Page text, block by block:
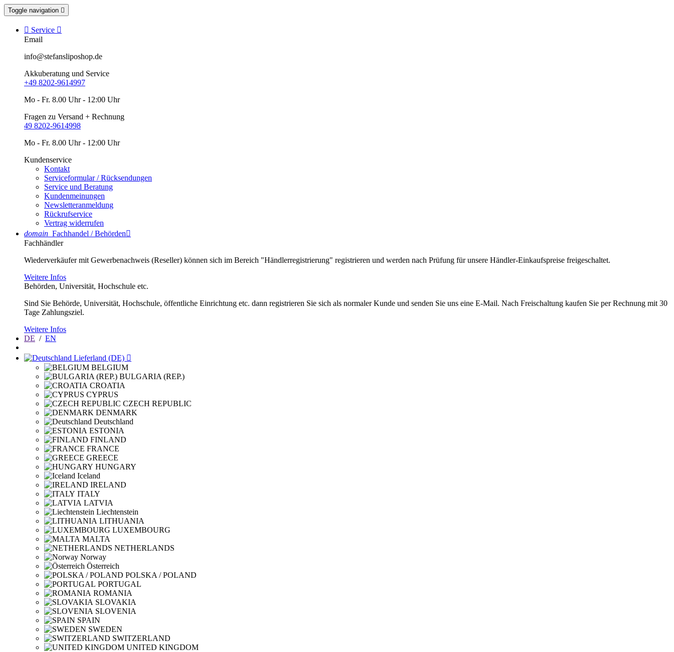
Toggle navigation 
 Service 
Email
info@stefansliposhop.de
Akkuberatung und Service
+49 8202-9614997
Mo - Fr. 8.00 Uhr - 12:00 Uhr
Fragen zu Versand + Rechnung
49 8202-9614998
Mo - Fr. 8.00 Uhr - 12:00 Uhr
Kundenservice
Kontakt
Serviceformular / Rücksendungen
Service und Beratung
Kundenmeinungen
Newsletteranmeldung
Rückrufservice
Vertrag widerrufen
domain Fachhandel / Behörden
Fachhändler
Wiederverkäufer mit Gewerbenachweis (Reseller) können sich im Bereich "Händlerregistrierung" registrieren und werden nach Prüfung für unsere Händler-Einkaufspreise freigeschaltet.
Weitere Infos
Behörden, Universität, Hochschule etc.
Sind Sie Behörde, Universität, Hochschule, öffentliche Einrichtung etc. dann registrieren Sie sich als normaler Kunde und senden Sie uns eine E-Mail. Nach Freischaltung kaufen Sie per Rechnung mit 30
Tage Zahlungsziel.
Weitere Infos
DE / EN
Lieferland (DE) 
BELGIUM
BULGARIA (REP.)
CROATIA
CYPRUS
CZECH REPUBLIC
DENMARK
Deutschland
ESTONIA
FINLAND
FRANCE
GREECE
HUNGARY
Iceland
IRELAND
ITALY
LATVIA
Liechtenstein
LITHUANIA
LUXEMBOURG
MALTA
NETHERLANDS
Norway
Österreich
POLSKA / POLAND
PORTUGAL
ROMANIA
SLOVAKIA
SLOVENIA
SPAIN
SWEDEN
SWITZERLAND
UNITED KINGDOM